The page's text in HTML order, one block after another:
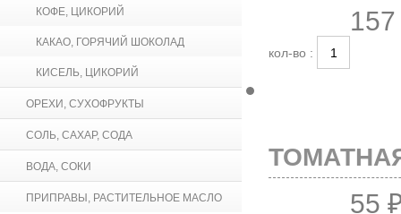
КОФЕ, ЦИКОРИЙ
КАКАО, ГОРЯЧИЙ ШОКОЛАД
КИСЕЛЬ, ЦИКОРИЙ
ОРЕХИ, СУХОФРУКТЫ
СОЛЬ, САХАР, СОДА
ВОДА, СОКИ
ПРИПРАВЫ, РАСТИТЕЛЬНОЕ МАСЛО
кол-во :
55